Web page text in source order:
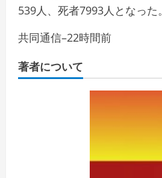
539人、死者7993人となった。
共同通信–22時間前
著者について